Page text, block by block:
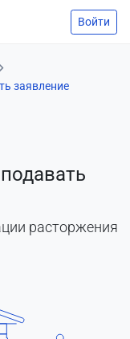
Войти
заявление
расторжения